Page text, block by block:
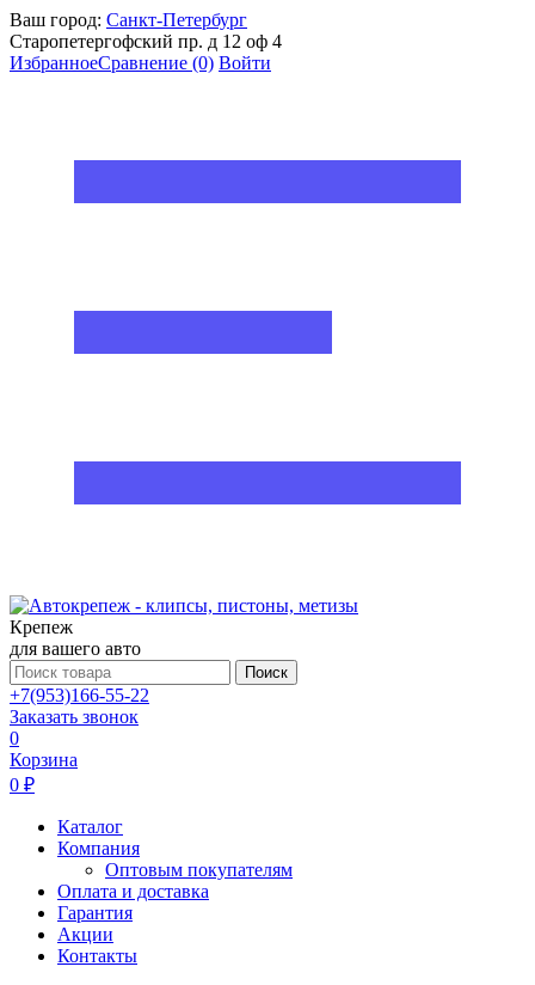
Ваш город: Санкт-Петербург
Старопетергофский пр. д 12 оф 4
ИзбранноеСравнение (0) Войти
Крепеж
для вашего авто
Поиск
+7(953)166-55-22
Заказать звонок
0
Корзина
0 ₽
Каталог
Компания
Оптовым покупателям
Оплата и доставка
Гарантия
Акции
Контакты